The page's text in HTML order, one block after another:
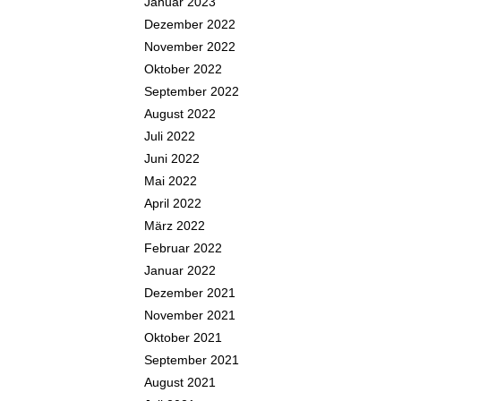
Dezember 2022
November 2022
Oktober 2022
September 2022
August 2022
Juli 2022
Juni 2022
Mai 2022
April 2022
März 2022
Februar 2022
Januar 2022
Dezember 2021
November 2021
Oktober 2021
September 2021
August 2021